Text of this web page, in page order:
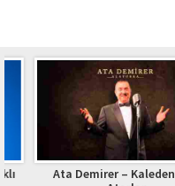
Ata Demirer – Kaleden Top